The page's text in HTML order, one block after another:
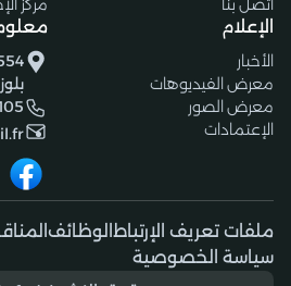
اتصل بنا
مركز
الإعلام
الأخبار
معرض الفيديوهات
معرض الصور
الإعتمادات
ملفات تعريف الإرتباط الوظائف
سياسة الخصوصية